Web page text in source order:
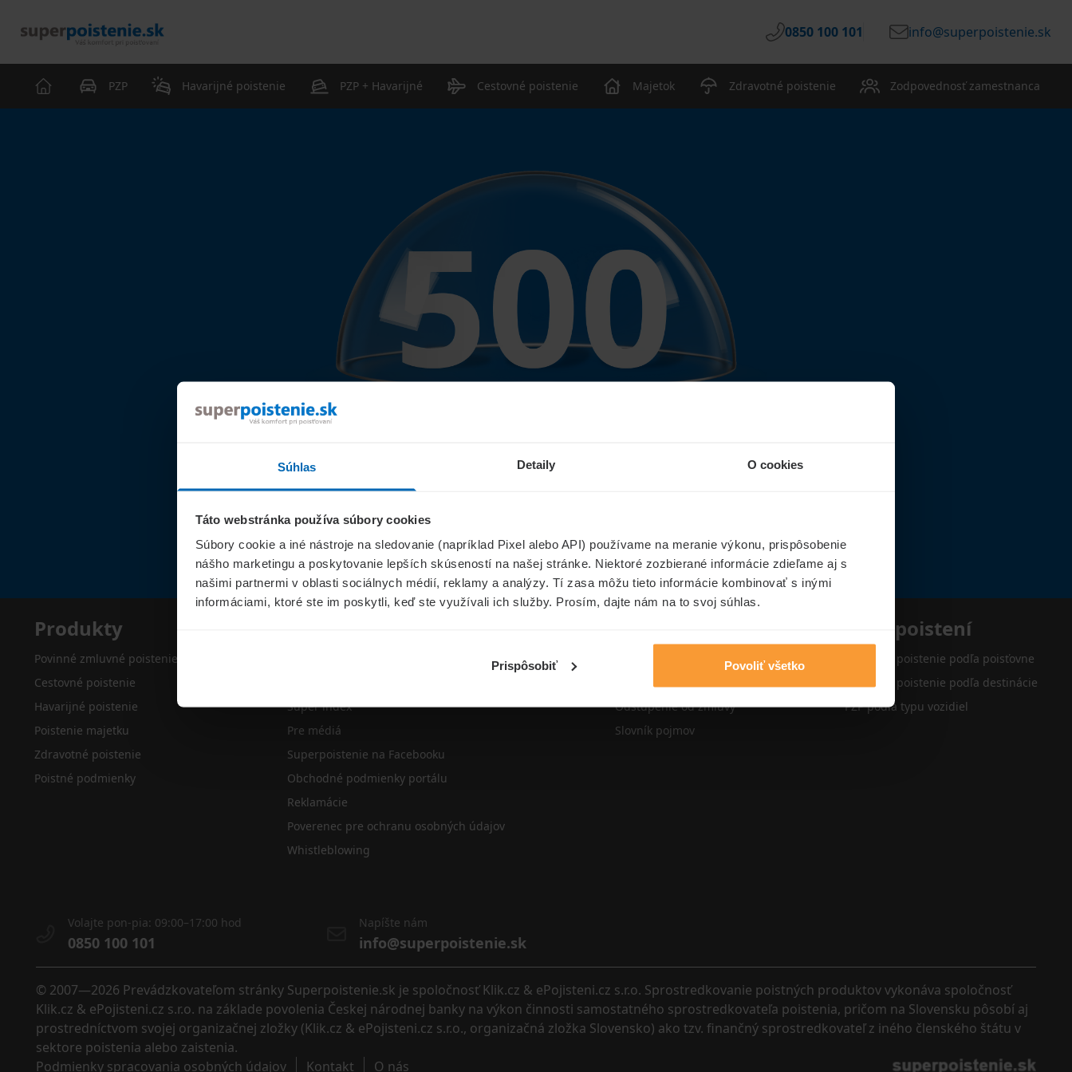
Súhlas Detaily O cookies
Táto webstránka používa súbory cookies
Súbory cookie a iné nástroje na sledovanie (napríklad Pixel alebo API) používame na meranie výkonu, prispôsobenie
nášho marketingu a poskytovanie lepších skúseností na našej stránke. Niektoré zozbierané informácie zdieľame aj s
našimi partnermi v oblasti sociálnych médií, reklamy a analýzy. Tí zasa môžu tieto informácie kombinovať s inými
informáciami, ktoré ste im poskytli, keď ste využívali ich služby. Prosím, dajte nám na to svoj súhlas.
Prispôsobiť Povoliť všetko
0850 100 101 info@superpoistenie.sk
PZP Havarijné poistenie PZP + Havarijné Cestovné poistenie Majetok Zdravotné poistenie Zodpovednosť zamestnanca
Niečo sa pokazilo...
Produkty
Povinné zmluvné poistenie
Cestovné poistenie
Havarijné poistenie
Poistenie majetku
Zdravotné poistenie
Poistné podmienky
Super index
Pre médiá
Superpoistenie na Facebooku
Obchodné podmienky portálu
Reklamácie
Poverenec pre ochranu osobných údajov
Whistleblowing
Poisťovne
Odstúpenie od zmluvy
Slovník pojmov
Typy poistení
Cestovné poistenie podľa poisťovne
Cestovné poistenie podľa destinácie
PZP podľa typu vozidiel
Volajte pon-pia: 09:00–17:00 hod
0850 100 101
Napíšte nám
info@superpoistenie.sk
© 2007—2026 Prevádzkovateľom stránky Superpoistenie.sk je spoločnosť Klik.cz & ePojisteni.cz s.r.o. Sprostredkovanie poistných produktov vykonáva spoločnosť
Klik.cz & ePojisteni.cz s.r.o. na základe povolenia Českej národnej banky na výkon činnosti samostatného sprostredkovateľa poistenia, pričom na Slovensku pôsobí aj
prostredníctvom svojej organizačnej zložky (Klik.cz & ePojisteni.cz s.r.o., organizačná zložka Slovensko) ako tzv. finančný sprostredkovateľ z iného členského štátu v
sektore poistenia alebo zaistenia.
Podmienky spracovania osobných údajov
Kontakt O nás